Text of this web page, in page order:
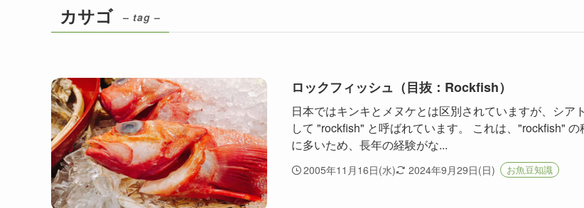
カサゴ – tag –
ロックフィッシュ（目抜：Rockfish）
日本ではキンキとメヌケとは区別されていますが、シア
して "rockfish" と呼ばれています。 これは、"rockfish" の
に多いため、長年の経験がな...
2005年11月16日(水) 2024年9月29日(日) お魚豆知識